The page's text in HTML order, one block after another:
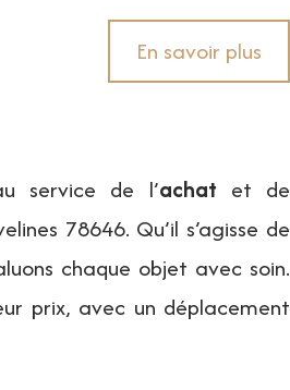
En savoir plus
service de l’achat et de
78646. Qu’il s’agisse de
chaque objet avec soin.
prix, avec un déplacement